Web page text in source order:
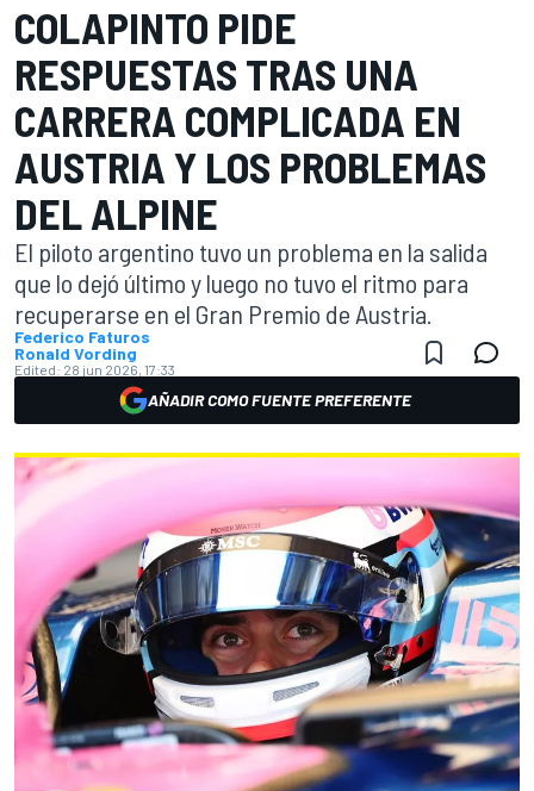
COLAPINTO PIDE
RESPUESTAS TRAS UNA
CARRERA COMPLICADA EN
AUSTRIA Y LOS PROBLEMAS
DEL ALPINE
El piloto argentino tuvo un problema en la salida
que lo dejó último y luego no tuvo el ritmo para
recuperarse en el Gran Premio de Austria.
Federico Faturos
Ronald Vording
Edited: 28 jun 2026, 17:33
AÑADIR COMO FUENTE PREFERENTE